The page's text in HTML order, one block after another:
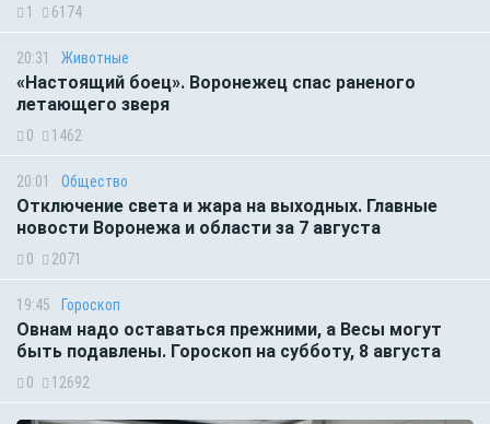
1 6174
20:31 Животные
«Настоящий боец». Воронежец спас раненого
летающего зверя
0 1462
20:01 Общество
Отключение света и жара на выходных. Главные
новости Воронежа и области за 7 августа
0 2071
19:45 Гороскоп
Овнам надо оставаться прежними, а Весы могут
быть подавлены. Гороскоп на субботу, 8 августа
0 12692